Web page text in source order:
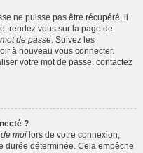
ne puisse pas être récupéré, il
rendez vous sur la page de
de passe . Suivez les
à nouveau vous connecter.
votre mot de passe, contactez
?
moi lors de votre connexion,
durée déterminée. Cela empêche